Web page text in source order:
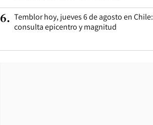
6. Temblor hoy, jueves 6 de agosto en Chile:
consulta epicentro y magnitud